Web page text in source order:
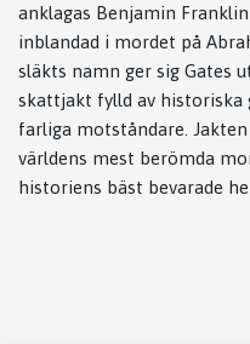
anklagas Benjamin
inblandad i mordet på
släkts namn ger sig Gates
skattjakt fylld av historiska
farliga motståndare.
världens mest berömda
historiens bäst bevarade